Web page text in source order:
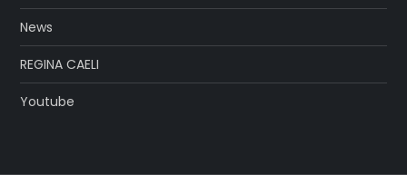
News
REGINA CAELI
Youtube